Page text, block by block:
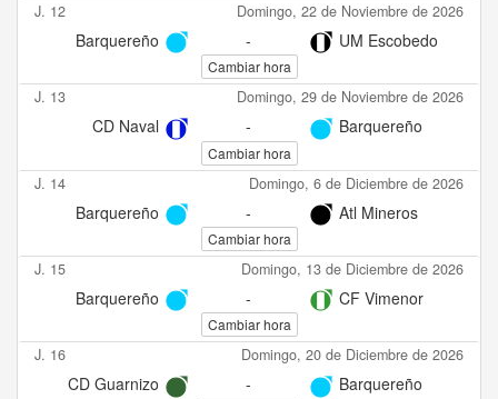
J. 12 Domingo, 22 de Noviembre de 2026
Barquereño - UM Escobedo
Cambiar hora
J. 13 Domingo, 29 de Noviembre de 2026
CD Naval - Barquereño
Cambiar hora
J. 14 Domingo, 6 de Diciembre de 2026
Barquereño - Atl Mineros
Cambiar hora
J. 15 Domingo, 13 de Diciembre de 2026
Barquereño - CF Vimenor
Cambiar hora
J. 16 Domingo, 20 de Diciembre de 2026
CD Guarnizo - Barquereño